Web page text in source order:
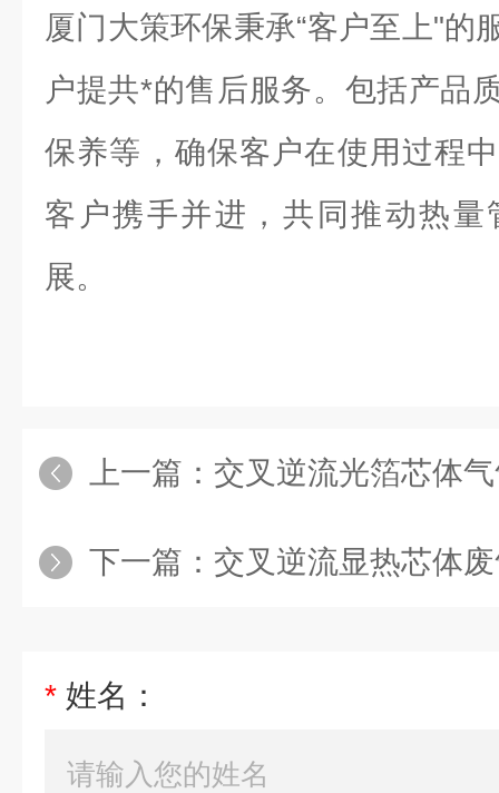
厦门大策环保秉承“客户至上"的
户提共*的售后服务。包括产品
保养等，确保客户在使用过程
客户携手并进，共同推动热
展。
上一篇： 交叉逆流光箔芯体
下一篇： 交叉逆流显热芯体
* 姓名：